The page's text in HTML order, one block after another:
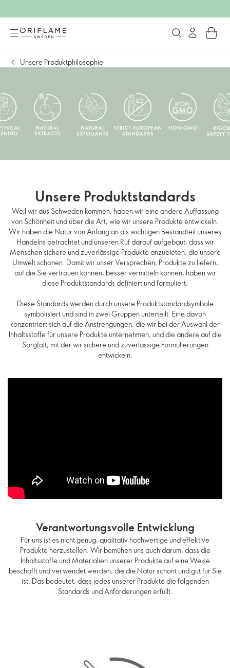
Unsere Produktphilosophie
Unsere Produktstandards
Weil wir aus Schweden kommen, haben wir eine andere Auffassung
von Schönheit und über die Art, wie wir unsere Produkte entwickeln.
Wir haben die Natur von Anfang an als wichtigen Bestandteil unseres
Handelns betrachtet und unseren Ruf darauf aufgebaut, dass wir
Menschen sichere und zuverlässige Produkte anzubieten, die unsere
Umwelt schonen. Damit wir unser Versprechen, Produkte zu liefern,
auf die Sie vertrauen können, besser vermitteln können, haben wir
diese Produktstandards definiert und formuliert.
Diese Standards werden durch unsere Produktstandardsymbole
symbolisiert und sind in zwei Gruppen unterteilt. Eine davon
konzentriert sich auf die Anstrengungen, die wir bei der Auswahl der
Inhaltsstoffe für unsere Produkte unternehmen, und die andere auf die
Sorgfalt, mit der wir sichere und zuverlässige Formulierungen
entwickeln.
Verantwortungsvolle Entwicklung
Für uns ist es nicht genug, qualitativ hochwertige und effektive
Produkte herzustellen. Wir bemühen uns auch darum, dass die
Inhaltsstoffe und Materialien unserer Produkte auf eine Weise
beschafft und verwendet werden, die die Natur schont und gut für Sie
ist. Das bedeutet, dass jedes unserer Produkte die folgenden
Standards und Anforderungen erfüllt.